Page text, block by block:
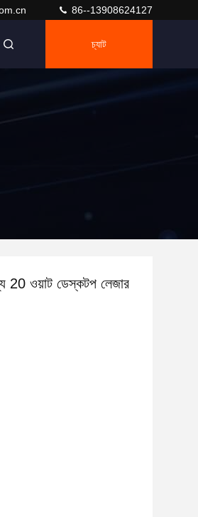
86--13908624127
চ্যাট
20 ওয়াট ডেস্কটপ লেজার